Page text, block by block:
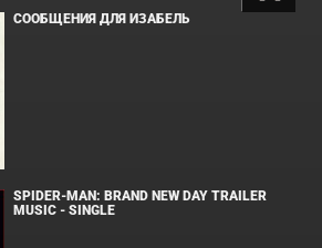
СООБЩЕНИЯ ДЛЯ ИЗАБЕЛЬ
SPIDER-MAN: BRAND NEW DAY TRAILER
MUSIC - SINGLE